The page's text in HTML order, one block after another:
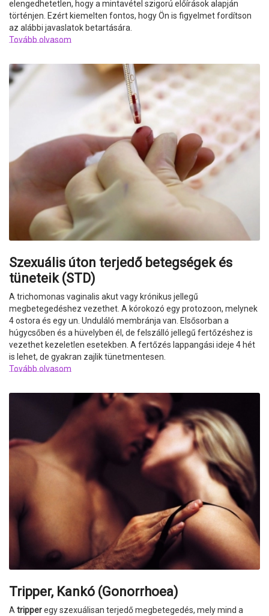
elengedhetetlen, hogy a mintavétel szigorú előírások alapján
történjen. Ezért kiemelten fontos, hogy Ön is figyelmet fordítson
az alábbi javaslatok betartására.
Tovább olvasom
Szexuális úton terjedő betegségek és
tüneteik (STD)
A trichomonas vaginalis akut vagy krónikus jellegű
megbetegedéshez vezethet. A kórokozó egy protozoon, melynek
4 ostora és egy un. Unduláló membránja van. Elsősorban a
húgycsőben és a hüvelyben él, de felszálló jellegű fertőzéshez is
vezethet kezeletlen esetekben. A fertőzés lappangási ideje 4 hét
is lehet, de gyakran zajlik tünetmentesen.
Tovább olvasom
Tripper, Kankó (Gonorrhoea)
A tripperegy szexuálisan terjedő megbetegedés, mely mind a